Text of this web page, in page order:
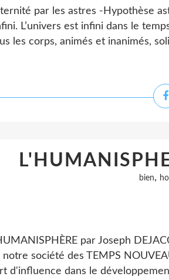
par les astres -Hypothèse
L’univers est infini dans le
les corps, animés et inanimés,
bien,
par Joseph
notre société des TEMPS
d'influence dans le